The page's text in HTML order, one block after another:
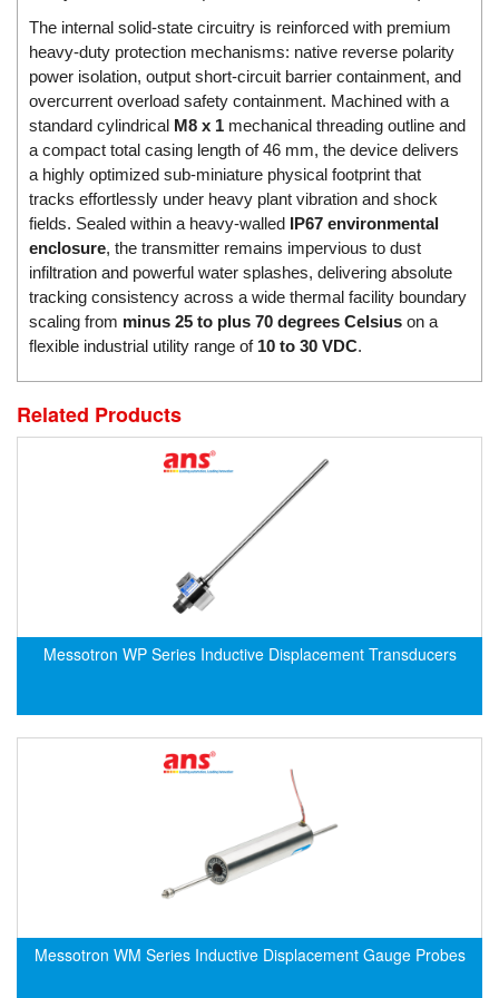
EPE Process Filters & Accumulators
Epro/Emerson
ERE WIRELESS
Erhardt-Leimer
Erhardt-Leimer
Erhardt-leimer
ERICHSEN
Erinda/Delta
ESA Automation Vietnam
Esa Pyronics
Euchner
EUCHNER GmbH + Co. KG VietNam
Eurotherm Vietnam
EXOR
FANUC
FDM/ F.lli Della Marca Srl
Fife/ Maxcess
The internal solid-state circuitry is reinforced with premium
heavy-duty protection mechanisms: native reverse polarity
power isolation, output short-circuit barrier containment, and
overcurrent overload safety containment. Machined with a
standard cylindrical M8 x 1 mechanical threading outline and
a compact total casing length of 46 mm, the device delivers
a highly optimized sub-miniature physical footprint that
tracks effortlessly under heavy plant vibration and shock
fields. Sealed within a heavy-walled IP67 environmental
enclosure, the transmitter remains impervious to dust
infiltration and powerful water splashes, delivering absolute
tracking consistency across a wide thermal facility boundary
scaling from minus 25 to plus 70 degrees Celsius on a
flexible industrial utility range of 10 to 30 VDC.
Related Products
Messotron WP Series Inductive Displacement Transducers
Messotron WM Series Inductive Displacement Gauge Probes